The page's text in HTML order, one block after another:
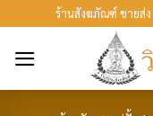
ร้านสังฆภัณฑ์ ขายส่